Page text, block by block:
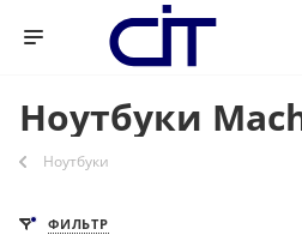
Ноутбуки
Ноутбуки
ФИЛЬТР